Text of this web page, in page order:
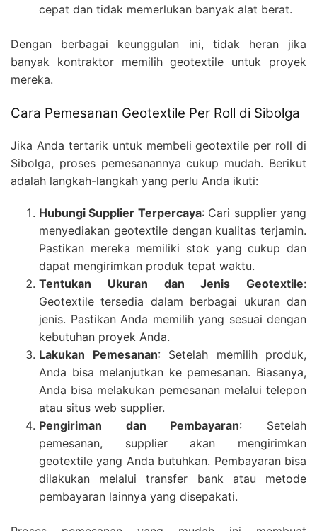
cepat dan tidak memerlukan banyak alat berat.
Dengan berbagai keunggulan ini, tidak heran jika
banyak kontraktor memilih geotextile untuk proyek
mereka.
Cara Pemesanan Geotextile Per Roll di Sibolga
Jika Anda tertarik untuk membeli geotextile per roll di
Sibolga, proses pemesanannya cukup mudah. Berikut
adalah langkah-langkah yang perlu Anda ikuti:
Hubungi Supplier Terpercaya: Cari supplier yang
menyediakan geotextile dengan kualitas terjamin.
Pastikan mereka memiliki stok yang cukup dan
dapat mengirimkan produk tepat waktu.
Tentukan Ukuran dan Jenis Geotextile:
Geotextile tersedia dalam berbagai ukuran dan
jenis. Pastikan Anda memilih yang sesuai dengan
kebutuhan proyek Anda.
Lakukan Pemesanan: Setelah memilih produk,
Anda bisa melanjutkan ke pemesanan. Biasanya,
Anda bisa melakukan pemesanan melalui telepon
atau situs web supplier.
Pengiriman dan Pembayaran: Setelah
pemesanan, supplier akan mengirimkan
geotextile yang Anda butuhkan. Pembayaran bisa
dilakukan melalui transfer bank atau metode
pembayaran lainnya yang disepakati.